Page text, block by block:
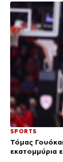
SPORTS
Τόμας
εκατομμύρια